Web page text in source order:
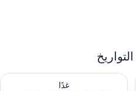
- أغسطس 8
غدًا
تحقق من مدى التوفر لغد للفترة أغسطس